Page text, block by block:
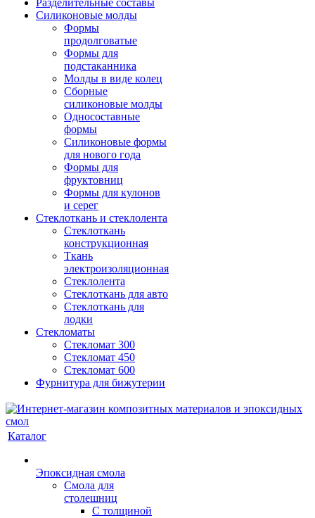
Разделительные составы
Силиконовые молды
Формы
продолговатые
Формы для
подстаканника
Молды в виде колец
Сборные
силиконовые молды
Односоставные
формы
Силиконовые формы
для нового года
Формы для
фруктовниц
Формы для кулонов
и серег
Стеклоткань и стеклолента
Стеклоткань
конструкционная
Ткань
электроизоляционная
Стеклолента
Стеклоткань для авто
Стеклоткань для
лодки
Стекломаты
Стекломат 300
Стекломат 450
Стекломат 600
Фурнитура для бижутерии
Каталог
Эпоксидная смола
Смола для
столешниц
С толщиной